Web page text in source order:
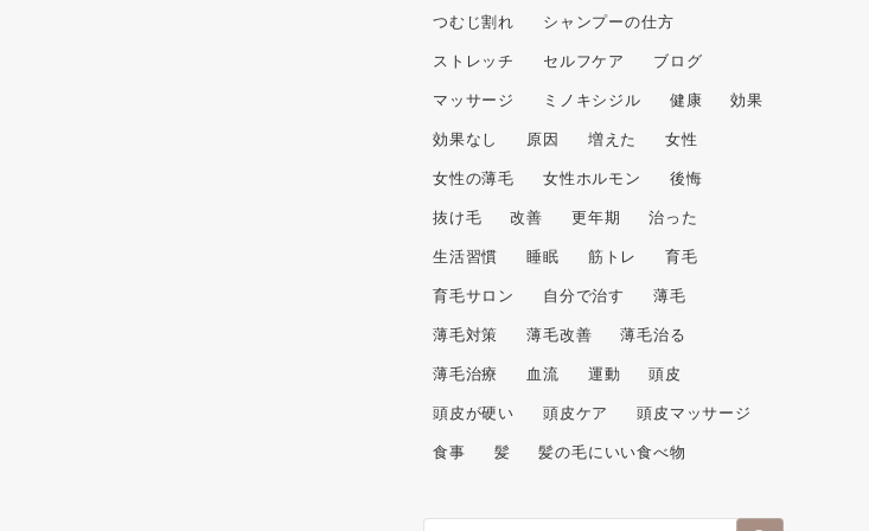
つむじ割れ シャンプーの仕方
ストレッチ セルフケア ブログ
マッサージ ミノキシジル 健康 効果
効果なし 原因 増えた 女性
女性の薄毛 女性ホルモン 後悔
抜け毛 改善 更年期 治った
生活習慣 睡眠 筋トレ 育毛
育毛サロン 自分で治す 薄毛
薄毛対策 薄毛改善 薄毛治る
薄毛治療 血流 運動 頭皮
頭皮が硬い 頭皮ケア 頭皮マッサージ
食事 髪 髪の毛にいい食べ物